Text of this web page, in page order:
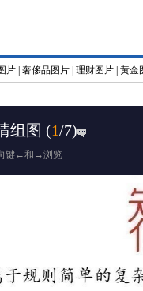
片 奢侈品图片 理财图片 黄金
组图 (1/7)
键←和→浏览